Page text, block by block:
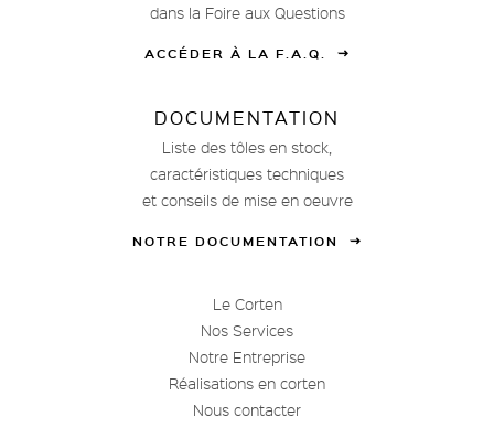
dans la Foire aux Questions
ACCÉDER À LA F.A.Q.
DOCUMENTATION
Liste des tôles en stock,
caractéristiques techniques
et conseils de mise en oeuvre
NOTRE DOCUMENTATION
Le Corten
Nos Services
Notre Entreprise
Réalisations en corten
Nous contacter